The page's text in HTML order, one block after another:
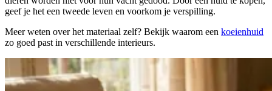
geef je het een tweede leven en voorkom je verspilling.
Meer weten over het materiaal zelf? Bekijk waarom een koeienhuid
zo goed past in verschillende interieurs.